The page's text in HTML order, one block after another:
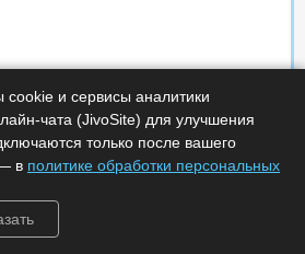
и сервисы аналитики
чата (JivoSite) для улучшения
только после вашего
в политике обработки персональных